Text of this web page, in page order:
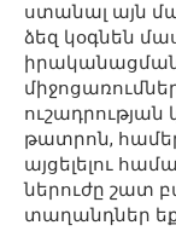
ստանալ այն
ձեզ կօգնեն
թատրոն,
այցելելու
ներուժը շատ
տաղանդներ